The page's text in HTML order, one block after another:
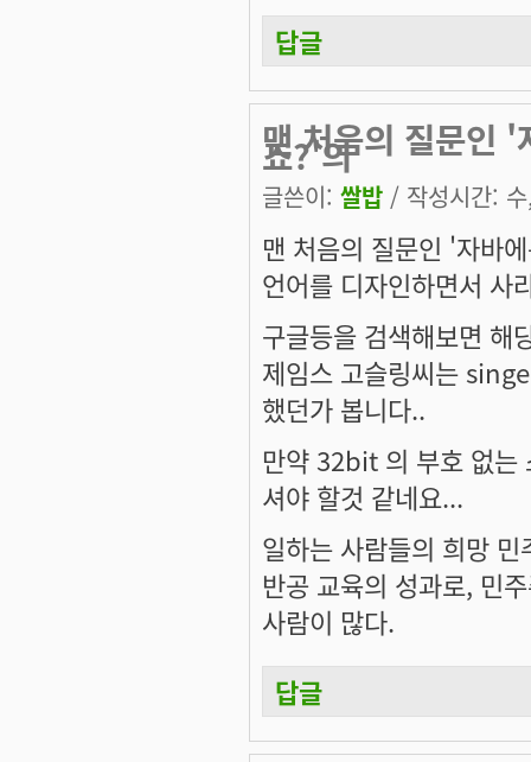
답글
맨 처음의 질문
죠?'의
글쓴이: 쌀밥 / 작성시간:
맨 처음의 질문인 '자바
언어를 디자인하면서 사
구글등을 검색해보면 해
제임스 고슬링씨는
했던가 봅니다..
만약 32bit 의 부호 없는
셔야 할것 같네요...
일하는 사람들의 희망
반공 교육의 성과로, 민
사람이 많다.
답글